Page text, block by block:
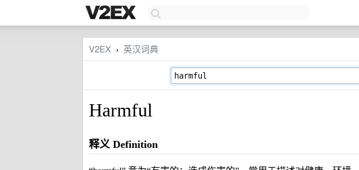
V2EX › 英汉词典
Harmful
释义 Definition